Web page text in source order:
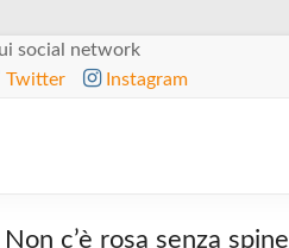
social network
Twitter Instagram
c’è rosa senza spine